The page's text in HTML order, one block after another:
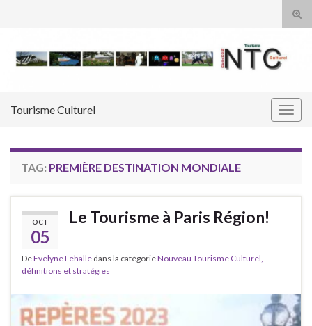
Tourisme Culturel
TAG: PREMIÈRE DESTINATION MONDIALE
OCT
05
Le Tourisme à Paris Région!
DeEvelyne Lehalle dans la catégorieNouveau Tourisme Culturel,
définitions et stratégies